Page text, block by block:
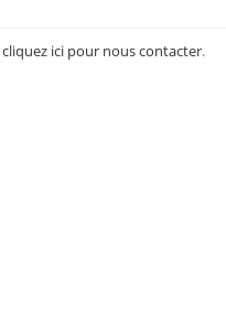
cliquez ici pour nous contacter.